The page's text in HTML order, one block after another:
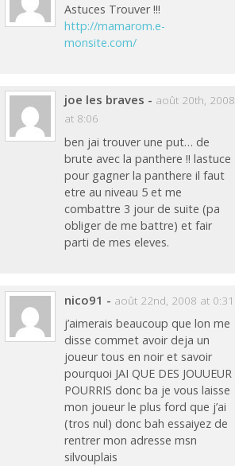
Astuces Trouver !!!
http://mamarom.e-
monsite.com/
joe les braves - août 20th, 2008
at 8:06
ben jai trouver une put… de
brute avec la panthere !! lastuce
pour gagner la panthere il faut
etre au niveau 5 et me
combattre 3 jour de suite (pa
obliger de me battre) et fair
parti de mes eleves.
nico91 - août 22nd, 2008 at 0:31
j’aimerais beaucoup que lon me
disse commet avoir deja un
joueur tous en noir et savoir
pourquoi JAI QUE DES JOUUEUR
POURRIS donc ba je vous laisse
mon joueur le plus ford que j’ai
(tros nul) donc bah essaiyez de
rentrer mon adresse msn
silvouplais